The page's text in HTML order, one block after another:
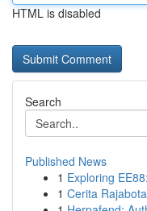
HTML is disabled
Search
Published News
1 Exploring
1 Cerita